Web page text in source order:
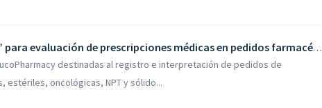
Nuevo botón “Revisar” para evaluación de prescripciones médicas en pedidos farmacéuticos
destinadas al registro e interpretación de pedidos de
estériles, oncológicas, NPT y sólido...